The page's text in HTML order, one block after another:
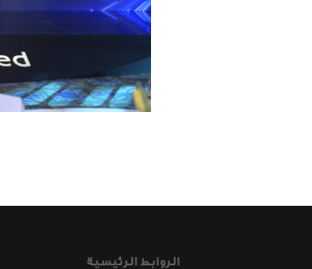
الروابط الرئيسية